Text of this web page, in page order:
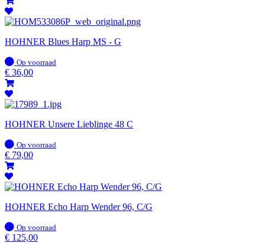
HOHNER Blues Harp MS - G
Op
voorraad
Op voorraad
€ 36,00
HOHNER Unsere Lieblinge 48 C
Op
voorraad
Op voorraad
€ 79,00
HOHNER Echo Harp Wender 96, C/G
Op
voorraad
Op voorraad
€ 125,00